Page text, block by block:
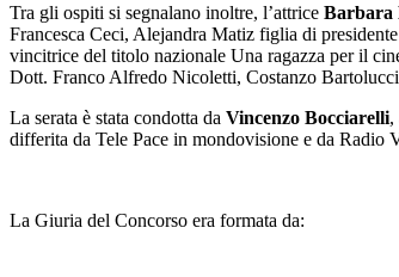
Tra gli ospiti si segnalano inoltre, l’attrice Barbara
Francesca Ceci, Alejandra Matiz figlia di
vincitrice del titolo nazionale Una ragazza per il
Dott. Franco Alfredo Nicoletti, Costanzo
La serata è stata condotta da Vincenzo Bocciarelli,
differita da Tele Pace in mondovisione e da Radio
La Giuria del Concorso era formata da: